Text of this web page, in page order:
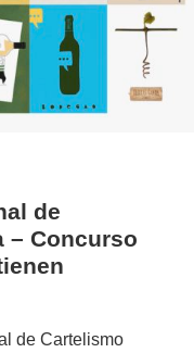
de
– Concurso
de Cartelismo